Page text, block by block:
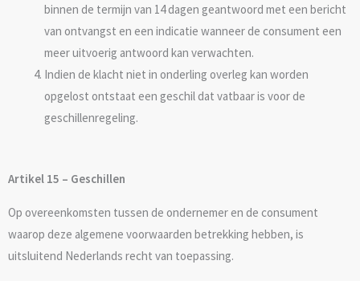
binnen de termijn van 14 dagen geantwoord met een bericht
van ontvangst en een indicatie wanneer de consument een
meer uitvoerig antwoord kan verwachten.
Indien de klacht niet in onderling overleg kan worden
opgelost ontstaat een geschil dat vatbaar is voor de
geschillenregeling.
Artikel 15 – Geschillen
Op overeenkomsten tussen de ondernemer en de consument
waarop deze algemene voorwaarden betrekking hebben, is
uitsluitend Nederlands recht van toepassing.